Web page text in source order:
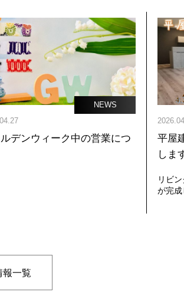
NEWS
デンウィーク中の営業につ
平屋
しま
リビ
が完成
報一覧